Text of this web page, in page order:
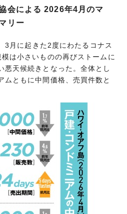
会による 2026年4月のマ
リー
3月に起きた2度にわたるコナス
は小さいものの再びストームに
悪天候続きとなった。全体とし
ムともに中間価格、売買件数と